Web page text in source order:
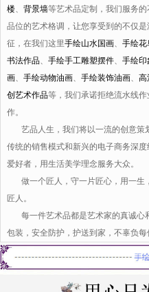
楼、 背景墙等艺术品定制，我们服务
品位的艺术格调，让您享受到的不仅
征，在我们这里手绘山水国画、 手绘花
书法作品、 手绘手工雕塑摆件、 手绘印
画、 手绘动物油画、 手绘装饰油画、 高
创艺术作品等，我们承诺拒绝流水线
作。
艺品人生，我们将以一流的创意策
传统的销售模式和新兴的电子商务深
爱好者，用生活美学理念服务大众。
做一个匠人，守一片匠心，用一生
匠人。
每一件艺术品都是艺术家的真诚心
包装，安全防护，护送到家，不辜负每